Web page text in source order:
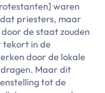
waren
priesters, maar
de staat zouden
in de
door de lokale
Maar dit
tot de